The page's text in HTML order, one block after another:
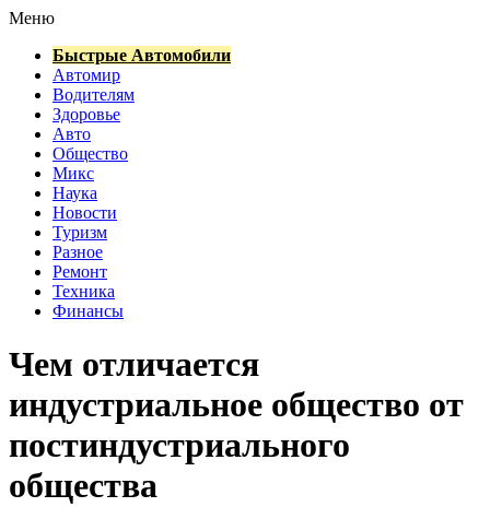
Меню
Быстрые Автомобили
Автомир
Водителям
Здоровье
Авто
Общество
Микс
Наука
Новости
Туризм
Разное
Ремонт
Техника
Финансы
Чем отличается
индустриальное общество от
постиндустриального
общества